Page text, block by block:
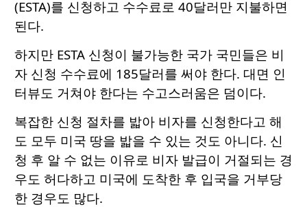
(ESTA)를 신청하고 수수료로 40달러만 지불하면
된다.
하지만 ESTA 신청이 불가능한 국가 국민들은 비
자 신청 수수료에 185달러를 써야 한다. 대면 인
터뷰도 거쳐야 한다는 수고스러움은 덤이다.
복잡한 신청 절차를 밟아 비자를 신청한다고 해
도 모두 미국 땅을 밟을 수 있는 것도 아니다. 신
청 후 알 수 없는 이유로 비자 발급이 거절되는 경
우도 허다하고 미국에 도착한 후 입국을 거부당
한 경우도 많다.